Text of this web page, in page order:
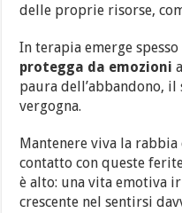
delle proprie risorse,
In terapia emerge
protegga da emozioni
paura dell’abbandono,
vergogna.
Mantenere viva la
contatto con queste
è alto: una vita emotiva
crescente nel sentirsi